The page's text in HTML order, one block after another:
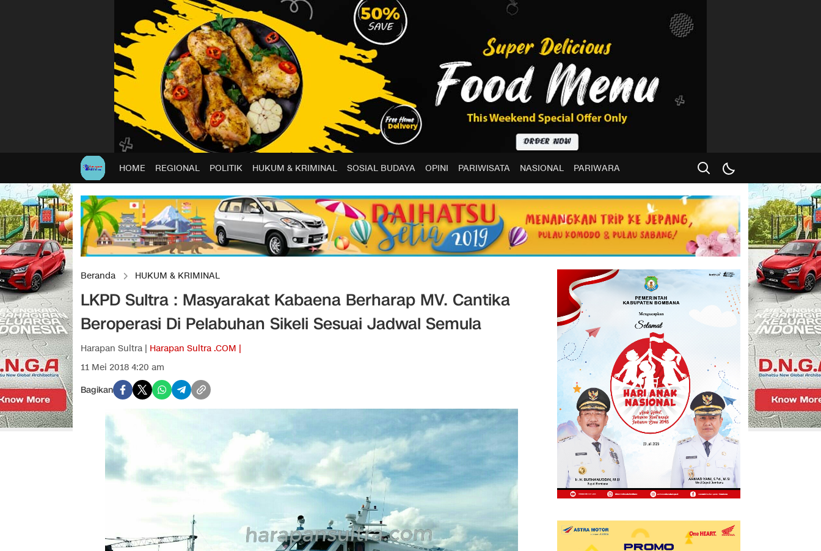
HOME REGIONAL POLITIK HUKUM & KRIMINAL SOSIAL BUDAYA OPINI PARIWISATA NASIONAL PARIWARA
Beranda HUKUM & KRIMINAL
LKPD Sultra : Masyarakat Kabaena Berharap MV. Cantika
Beroperasi Di Pelabuhan Sikeli Sesuai Jadwal Semula
Harapan Sultra | Harapan Sultra .COM |
11 Mei 2018 4:20 am
Bagikan